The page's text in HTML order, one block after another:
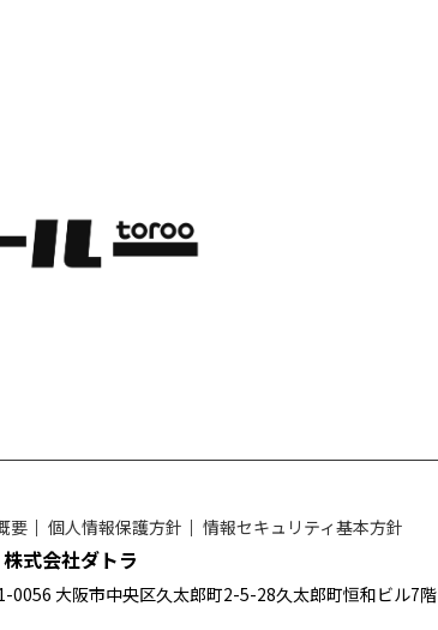
要 ｜ 個人情報保護方針 ｜ 情報セキュリティ基本方針
株式会社ダトラ
0056 大阪市中央区久太郎町2-5-28久太郎町恒和ビル7階